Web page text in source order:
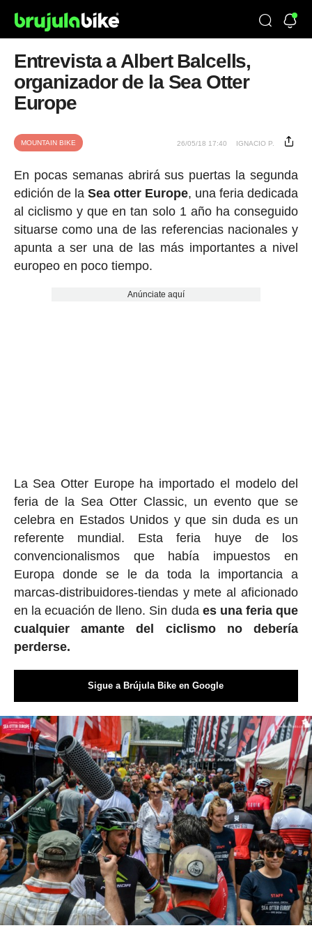
Entrevista a Albert Balcells,
organizador de la Sea Otter
Europe
MOUNTAIN BIKE 26/05/18 17:40 IGNACIO P.
En pocas semanas abrirá sus puertas la segunda
edición de la Sea otter Europe, una feria dedicada
al ciclismo y que en tan solo 1 año ha conseguido
situarse como una de las referencias nacionales y
apunta a ser una de las más importantes a nivel
europeo en poco tiempo.
Anúnciate aquí
La Sea Otter Europe ha importado el modelo del
feria de la Sea Otter Classic, un evento que se
celebra en Estados Unidos y que sin duda es un
referente mundial. Esta feria huye de los
convencionalismos que había impuestos en
Europa donde se le da toda la importancia a
marcas-distribuidores-tiendas y mete al aficionado
en la ecuación de lleno. Sin duda es una feria que
cualquier amante del ciclismo no debería
perderse.
Sigue a Brújula Bike en Google